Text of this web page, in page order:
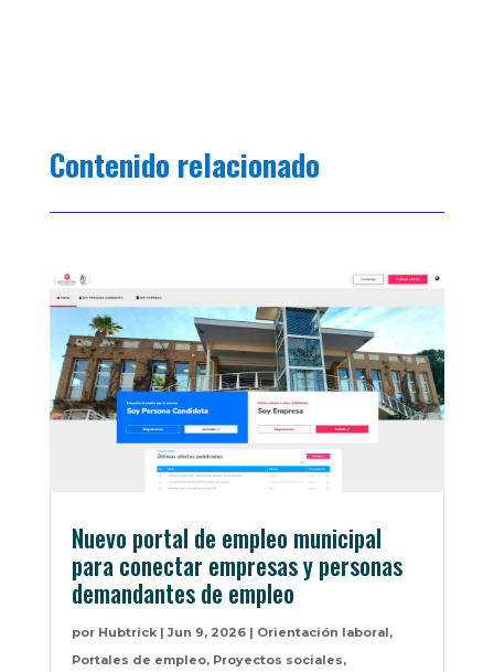
Contenido relacionado
Nuevo portal de empleo municipal
para conectar empresas y personas
demandantes de empleo
por Hubtrick|Jun 9, 2026| Orientación laboral,
Portales de empleo, Proyectos sociales,